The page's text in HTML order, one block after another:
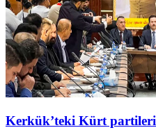
Kerkük’teki Kürt